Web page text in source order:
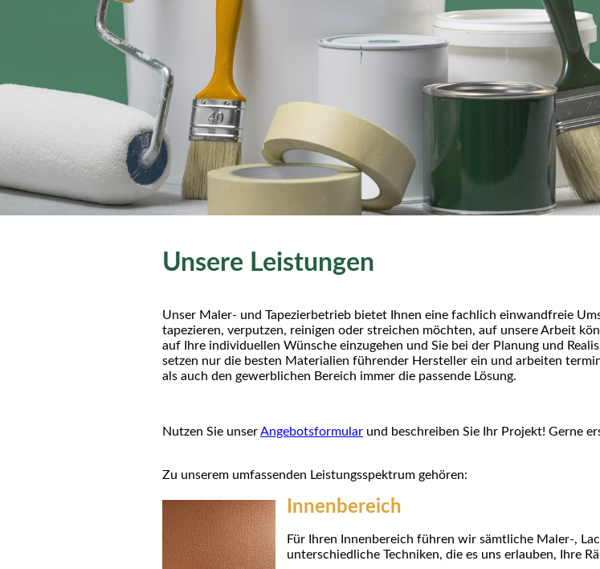
Unsere Leistungen
Unser Maler- und Tapezierbetrieb bietet Ihnen eine fachlich einwandfreie
tapezieren, verputzen, reinigen oder streichen möchten, auf unsere Arbeit
auf Ihre individuellen Wünsche einzugehen und Sie bei der Planung und
setzen nur die besten Materialien führender Hersteller ein und arbeiten
als auch den gewerblichen Bereich immer die passende Lösung.
Nutzen Sie unserAngebotsformular und beschreiben Sie Ihr Projekt! Gerne
Zu unserem umfassenden Leistungsspektrum gehören:
Innenbereich
Für Ihren Innenbereich führen wir sämtliche Maler-,
unterschiedliche Techniken, die es uns erlauben, Ihre